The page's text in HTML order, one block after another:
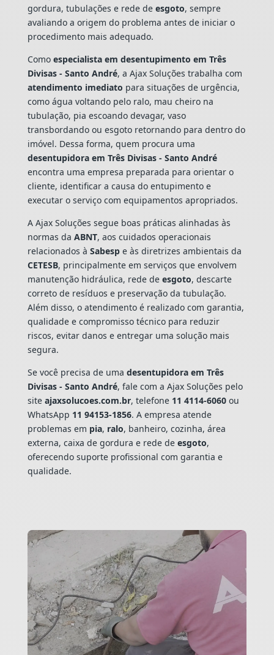
gordura, tubulações e rede de esgoto, sempre
avaliando a origem do problema antes de iniciar o
procedimento mais adequado.
Como especialista em desentupimento em Três
Divisas - Santo André, a Ajax Soluções trabalha com
atendimento imediato para situações de urgência,
como água voltando pelo ralo, mau cheiro na
tubulação, pia escoando devagar, vaso
transbordando ou esgoto retornando para dentro do
imóvel. Dessa forma, quem procura uma
desentupidora em Três Divisas - Santo André
encontra uma empresa preparada para orientar o
cliente, identificar a causa do entupimento e
executar o serviço com equipamentos apropriados.
A Ajax Soluções segue boas práticas alinhadas às
normas da ABNT, aos cuidados operacionais
relacionados à Sabespe às diretrizes ambientais da
CETESB, principalmente em serviços que envolvem
manutenção hidráulica, rede de esgoto, descarte
correto de resíduos e preservação da tubulação.
Além disso, o atendimento é realizado com garantia,
qualidade e compromisso técnico para reduzir
riscos, evitar danos e entregar uma solução mais
segura.
Se você precisa de uma desentupidora em Três
Divisas - Santo André, fale com a Ajax Soluções pelo
site ajaxsolucoes.com.br, telefone 11 4114-6060ou
WhatsApp 11 94153-1856. A empresa atende
problemas em pia, ralo, banheiro, cozinha, área
externa, caixa de gordura e rede de esgoto,
oferecendo suporte profissional com garantia e
qualidade.